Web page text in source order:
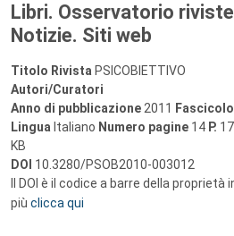
Libri. Osservatorio
Notizie. Siti web
Titolo Rivista PSICOBIETTIVO
Autori/Curatori
Anno di pubblicazione 2011 Fascicolo
Lingua Italiano Numero pagine 14 P.
KB
DOI 10.3280/PSOB2010-003012
Il DOI è il codice a barre della
più clicca qui